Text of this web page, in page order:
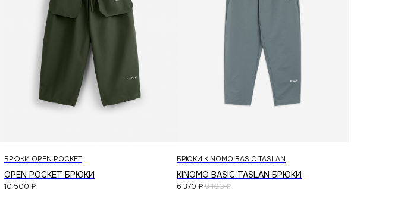
БРЮКИ OPEN POCKET
OPEN POCKET БРЮКИ
10 500 ₽
БРЮКИ KINOMO BASIC TASLAN
KINOMO BASIC TASLAN БРЮКИ
6 370 ₽9 100₽
доставка
контакты